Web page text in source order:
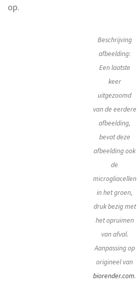
op.
Beschrijving
afbeelding:
Een laatste
keer
uitgezoomd
van de eerdere
afbeelding,
bevat deze
afbeelding ook
de
microgliacellen
in het groen,
druk bezig met
het opruimen
van afval.
Aanpassing op
origineel van
biorender.com.